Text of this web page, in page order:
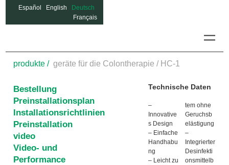
Español English
Deutsch
Français
produkte /geräte für die Colontherapie /HC-1
Bestellung
Preinstallationsplan
Installationsrichtlinien
Preinstallation
video
Video- und
Performance
Technische Daten
–
Innovative
s Design
– Einfache
Handhabu
ng
– Leicht zu
tem ohne
Geruchsb
elästigung
–
Integrierter
Desinfekti
onsmittelb